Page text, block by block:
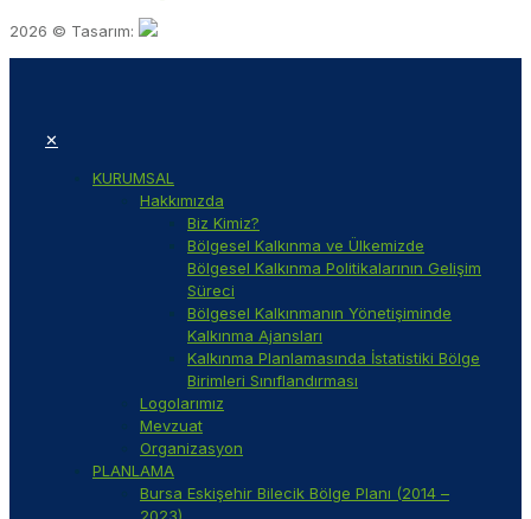
2026 © Tasarım:
✕
KURUMSAL
Hakkımızda
Biz Kimiz?
Bölgesel Kalkınma ve Ülkemizde
Bölgesel Kalkınma Politikalarının Gelişim
Süreci
Bölgesel Kalkınmanın Yönetişiminde
Kalkınma Ajansları
Kalkınma Planlamasında İstatistiki Bölge
Birimleri Sınıflandırması
Logolarımız
Mevzuat
Organizasyon
PLANLAMA
Bursa Eskişehir Bilecik Bölge Planı (2014 –